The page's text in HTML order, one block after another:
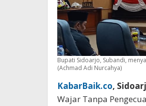
Bupati Sidoarjo, Subandi,
(Achmad Adi Nurcahya)
KabarBaik.co,
Wajar Tanpa